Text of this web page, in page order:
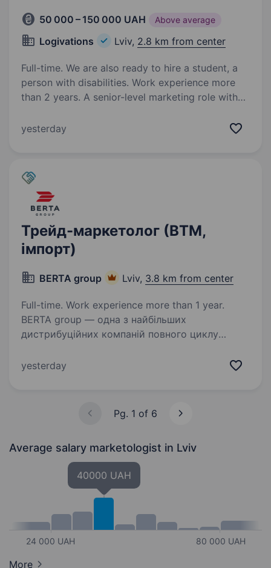
50 000 – 150 000 UAH Above average
Logivations Lviv, 2.8 km from center
Full-time. We are also ready to hire a student, a
person with disabilities. Work experience more
than 2 years. A senior-level marketing role with
and a highly attractive compensation package
yesterday
Трейд-маркетолог (ВТМ,
імпорт)
BERTA group Lviv, 3.8 km from center
Full-time. Work experience more than 1 year.
BERTA group — одна з найбільших
дистрибуційних компаній повного циклу
логістику, рітейл та імпорт. Більше 30 років
yesterday
Pg. 1 of 6
Average salary marketologist in Lviv
24 000 UAH
40000 UAH
80 000 UAH
More